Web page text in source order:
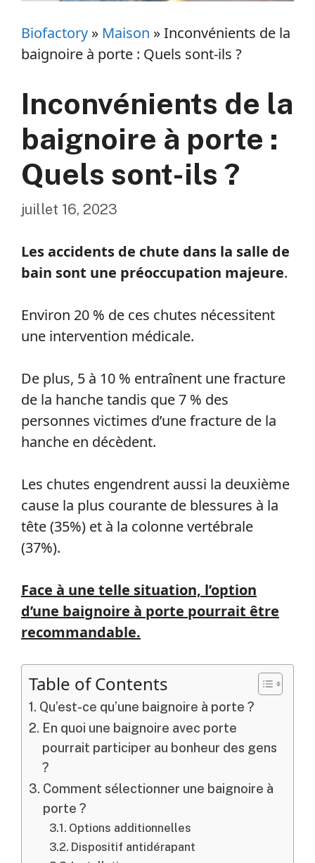
Biofactory » Maison »Inconvénients de la
baignoire à porte : Quels sont-ils ?
Inconvénients de la
baignoire à porte :
Quels sont-ils ?
juillet 16, 2023
Les accidents de chute dans la salle de
bain sont une préoccupation majeure.
Environ 20 % de ces chutes nécessitent
une intervention médicale.
De plus, 5 à 10 % entraînent une fracture
de la hanche tandis que 7 % des
personnes victimes d’une fracture de la
hanche en décèdent.
Les chutes engendrent aussi la deuxième
cause la plus courante de blessures à la
tête (35%) et à la colonne vertébrale
(37%).
Face à une telle situation, l’option
d’une baignoire à porte pourrait être
recommandable.
Table of Contents
Qu’est-ce qu’une baignoire à porte ?
En quoi une baignoire avec porte
pourrait participer au bonheur des gens
?
Comment sélectionner une baignoire à
porte ?
Options additionnelles
Dispositif antidérapant